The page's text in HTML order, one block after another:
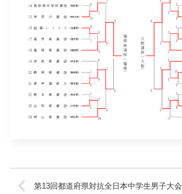
第13回都道府県対抗全日本中学生男子大会